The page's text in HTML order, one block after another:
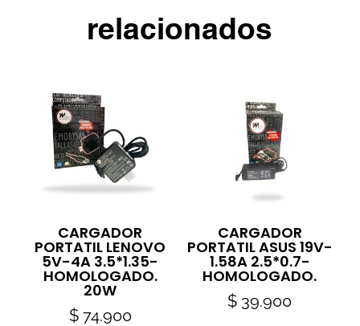
relacionados
CARGADOR
PORTATIL LENOVO
5V-4A 3.5*1.35-
HOMOLOGADO.
20W
$74.900
CARGADOR
PORTATIL ASUS 19V-
1.58A 2.5*0.7-
HOMOLOGADO.
$ 39.900